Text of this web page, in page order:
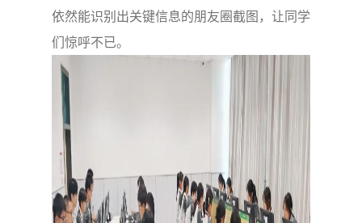
依然能识别出关键信息的朋友圈截图，让同学
们惊呼不已。